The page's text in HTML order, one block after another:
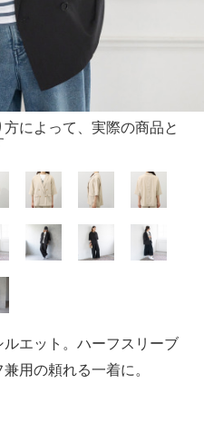
によって、実際の商品と
ルエット。ハーフスリーブ
用の頼れる一着に。